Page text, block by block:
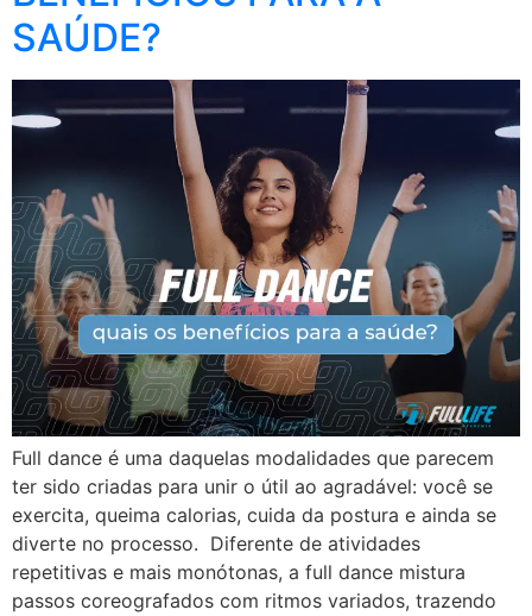
SAÚDE?
Full dance é uma daquelas modalidades que parecem
ter sido criadas para unir o útil ao agradável: você se
exercita, queima calorias, cuida da postura e ainda se
diverte no processo. Diferente de atividades
repetitivas e mais monótonas, a full dance mistura
passos coreografados com ritmos variados, trazendo